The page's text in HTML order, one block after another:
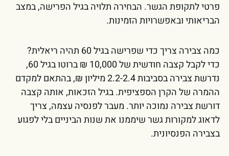
פרטי לתקופת הגשר. הבחירה תלויה בגיל הפרישה, במצב
הבריאותי ובאפשרויות הזמינות.
כמה צבירה צריך כדי שפרישה בגיל 60 תהיה ריאלית?
כדי לקבל קצבה חודשית של 10,000 ₪ ברוטו בגיל 60,
נדרשת צבירה בסביבות 2.2-2.4 מיליון ₪, בהתאם למקדם
ההמרה של הקרן הספציפית. בגיל הזכאות, אותה קצבה
דורשת צבירה נמוכה יותר. מעבר לפנסיה עצמה, צריך
לדאוג למקורות גשר שיממנו את שנות הביניים בלי לפגוע
בצבירה הפנסיונית.